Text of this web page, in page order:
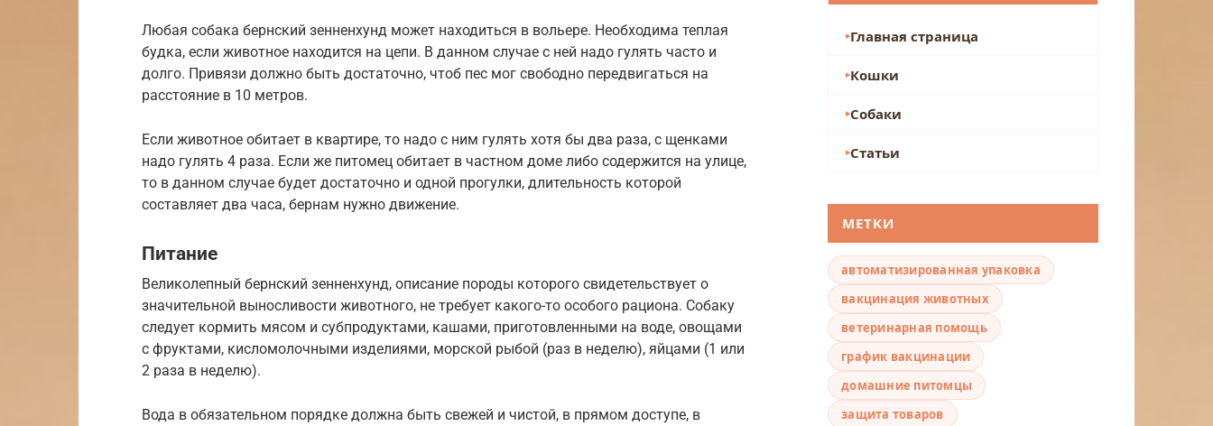
Любая собака бернский зенненхунд может находиться в вольере. Необходима теплая
будка, если животное находится на цепи. В данном случае с ней надо гулять часто и
долго. Привязи должно быть достаточно, чтоб пес мог свободно передвигаться на
расстояние в 10 метров.
Если животное обитает в квартире, то надо с ним гулять хотя бы два раза, с щенками
надо гулять 4 раза. Если же питомец обитает в частном доме либо содержится на улице,
то в данном случае будет достаточно и одной прогулки, длительность которой
составляет два часа, бернам нужно движение.
Питание
Великолепный бернский зенненхунд, описание породы которого свидетельствует о
значительной выносливости животного, не требует какого-то особого рациона. Собаку
следует кормить мясом и субпродуктами, кашами, приготовленными на воде, овощами
с фруктами, кисломолочными изделиями, морской рыбой (раз в неделю), яйцами (1 или
2 раза в неделю).
Вода в обязательном порядке должна быть свежей и чистой, в прямом доступе, в
Главная страница
Кошки
Собаки
Статьи
МЕТКИ
автоматизированная упаковка
вакцинация животных
ветеринарная помощь
график вакцинации
домашние питомцы
защита товаров